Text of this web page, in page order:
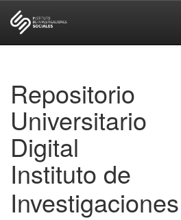
Repositorio
Universitario
Digital
Instituto de